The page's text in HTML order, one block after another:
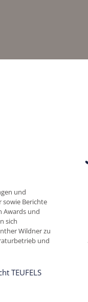
und
sowie Berichte
Awards und
sich
Wildner zu
und
TEUFELS